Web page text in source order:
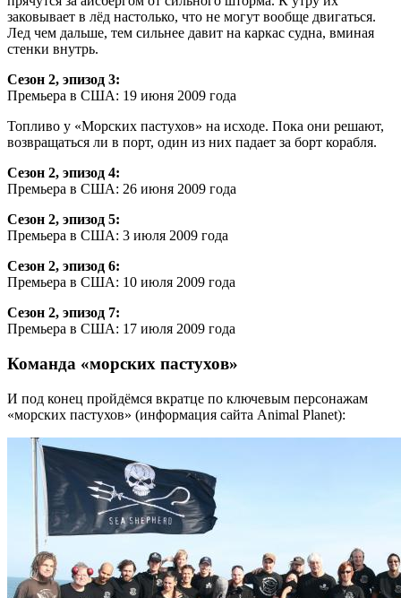
заковывает в лёд настолько, что не могут вообще двигаться.
Лед чем дальше, тем сильнее давит на каркас судна, вминая
стенки внутрь.
Сезон 2, эпизод 3:
Премьера в США: 19 июня 2009 года
Топливо у «Морских пастухов» на исходе. Пока они решают,
возвращаться ли в порт, один из них падает за борт корабля.
Сезон 2, эпизод 4:
Премьера в США: 26 июня 2009 года
Сезон 2, эпизод 5:
Премьера в США: 3 июля 2009 года
Сезон 2, эпизод 6:
Премьера в США: 10 июля 2009 года
Сезон 2, эпизод 7:
Премьера в США: 17 июля 2009 года
Команда «морских пастухов»
И под конец пройдёмся вкратце по ключевым персонажам
«морских пастухов» (информация сайта Animal Planet):